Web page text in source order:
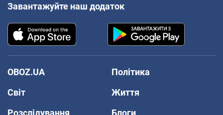
Завантажуйте наш додаток
OBOZ.UA
Політика
Світ
Життя
Розслідування
Блоги